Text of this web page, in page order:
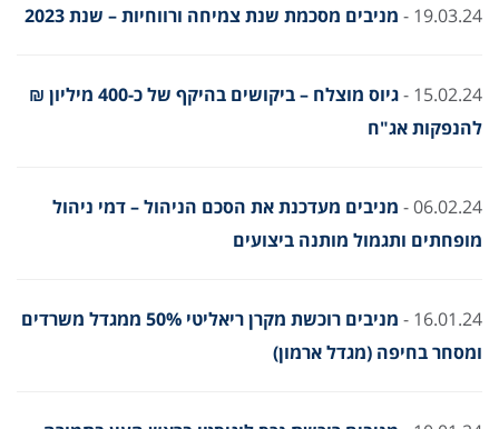
19.03.24 - מניבים מסכמת שנת צמיחה ורווחיות – שנת 2023
15.02.24 -
גיוס מוצלח – ביקושים בהיקף של כ-400 מיליון ₪
להנפקות אג"ח
06.02.24 -
מניבים מעדכנת את הסכם הניהול – דמי ניהול
מופחתים ותגמול מותנה ביצועים
16.01.24 -
מניבים רוכשת מקרן ריאליטי 50% ממגדל משרדים
ומסחר בחיפה (מגדל ארמון)